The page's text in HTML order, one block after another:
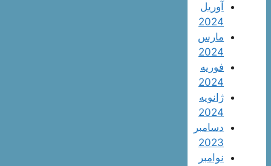
آوریل
2024
مارس
2024
فوریه
2024
ژانویه
2024
دسامبر
2023
نوامبر